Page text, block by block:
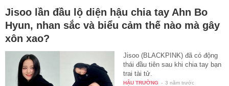
Jisoo lần đầu lộ diện hậu chia tay Ahn Bo
Hyun, nhan sắc và biểu cảm thế nào mà gây
xôn xao?
Jisoo (BLACKPINK) đã có động
thái đầu tiên sau khi chia tay bạn
trai tài tử.
HẬU TRƯỜNG - 3 năm trước